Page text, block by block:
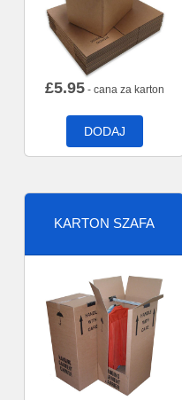
£5.95- cana za karton
DODAJ
KARTON SZAFA